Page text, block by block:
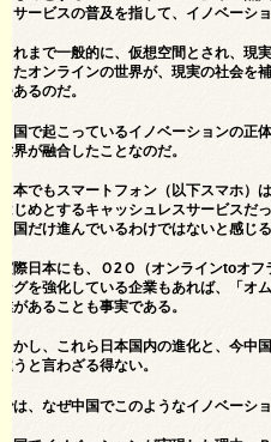
Ｔサービスの普及を指して、イノベーシ
これまで一般的に、仮想空間とされ、現
ったオンラインの世界が、現実の社会を
つあるのだ。
中国で起こっているイノベーションの正
世界が融合したことなのだ。
日本でもスマートフォン（以下スマホ）
はじめとするキャッシュレスサービスだ
中国だけ進んでいるわけではないと感じ
実際日本にも、Ｏ2Ｏ（オンラインtoオフ
ングを強化している企業もあれば、「オ
業があることも事実である。
しかし、これら日本国内の進化と、今中
違うと言わざる得ない。
では、なぜ中国でこのようなイノベーシ